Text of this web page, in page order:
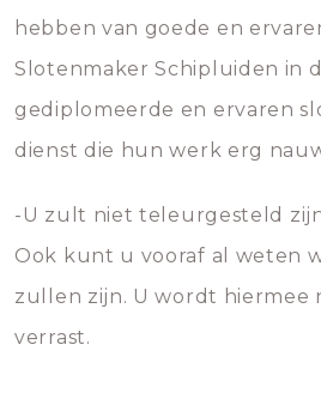
hebben van goede en
Slotenmaker Schipluiden in
gediplomeerde en ervaren
dienst die hun werk erg
-U zult niet teleurgesteld
Ook kunt u vooraf al weten
zullen zijn. U wordt hiermee
verrast.